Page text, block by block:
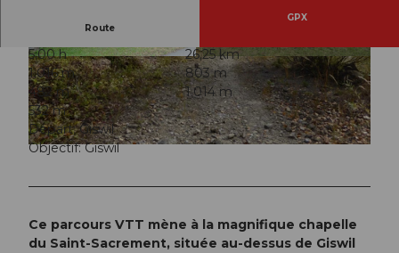
© Obwalden Tourismus, Bikegenoss Zentralschweiz
© Obwalden Tourismus, Bikegenoss Zentralsch
weiz
© Obwalden Tourismus, Bikegenoss Zentralsch
weiz
Route
GPX
5:00 h
26,25 km
1.016 m
803 m
482 m
1.014 m
532 m
Départ: Giswil
Objectif: Giswil
Ce parcours VTT mène à la magnifique chapelle
du Saint-Sacrement, située au-dessus de Giswil